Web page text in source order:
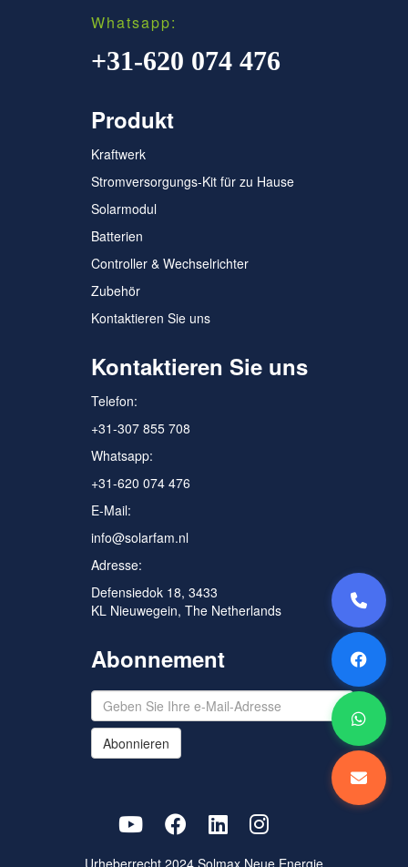
Whatsapp:
+31-620 074 476
Produkt
Kraftwerk
Stromversorgungs-Kit für zu Hause
Solarmodul
Batterien
Controller & Wechselrichter
Zubehör
Kontaktieren Sie uns
Kontaktieren Sie uns
Telefon:
+31-307 855 708
Whatsapp:
+31-620 074 476
E-Mail:
info@solarfam.nl
Adresse:
Defensiedok 18, 3433
KL Nieuwegein, The Netherlands
Abonnement
Abonnieren
Urheberrecht 2024 Solmax Neue Energie